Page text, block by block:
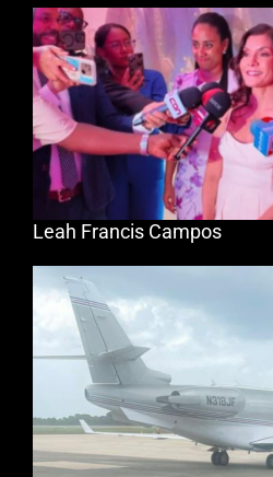
Leah Francis Campos